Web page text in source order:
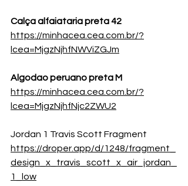
Calça alfaiataria preta 42
https://minhacea.cea.com.br/?
lcea=MjgzNjhfNWViZGJm
Algodao peruano preta M
https://minhacea.cea.com.br/?
lcea=MjgzNjhfNjc2ZWU2
Jordan 1 Travis Scott Fragment
https://droper.app/d/1248/fragment_
design_x_travis_scott_x_air_jordan_
1_low